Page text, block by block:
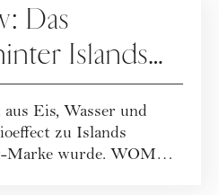
Das
Islands
Beautymarke
Eis, Wasser und
zu Islands
Marke wurde. WOMAN